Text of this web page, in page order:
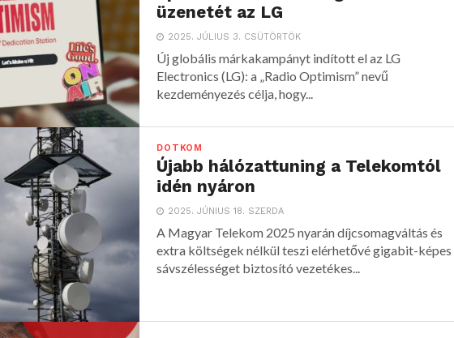
üzenetét az LG
2025. JÚLIUS 3. CSÜTÖRTÖK
Új globális márkakampányt indított el az LG
Electronics (LG): a „Radio Optimism” nevű
kezdeményezés célja, hogy...
DOTKOM
Újabb hálózattuning a Telekomtól
idén nyáron
2025. JÚNIUS 18. SZERDA
A Magyar Telekom 2025 nyarán díjcsomagváltás és
extra költségek nélkül teszi elérhetővé gigabit-képes
sávszélességet biztosító vezetékes...